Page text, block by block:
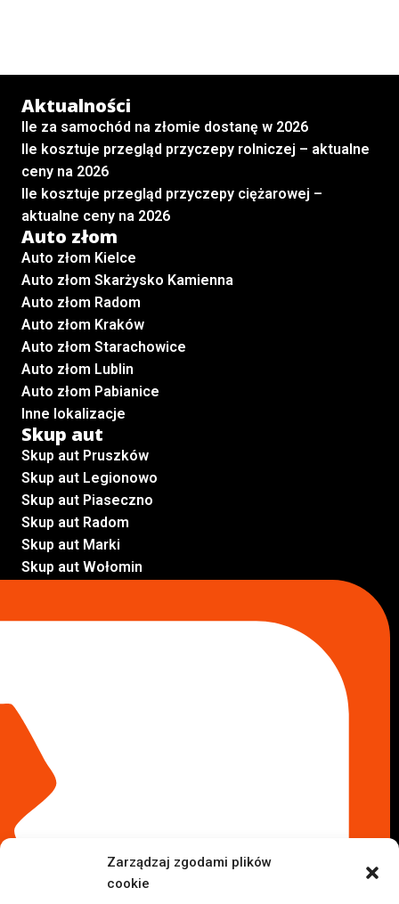
Zarządzaj zgodami plików
cookie
Aktualności
Ile za samochód na złomie dostanę w 2026
Ile kosztuje przegląd przyczepy rolniczej – aktualne
ceny na 2026
Ile kosztuje przegląd przyczepy ciężarowej –
aktualne ceny na 2026
Auto złom
Auto złom Kielce
Auto złom Skarżysko Kamienna
Auto złom Radom
Auto złom Kraków
Auto złom Starachowice
Auto złom Lublin
Auto złom Pabianice
Inne lokalizacje
Skup aut
Skup aut Pruszków
Skup aut Legionowo
Skup aut Piaseczno
Skup aut Radom
Skup aut Marki
Skup aut Wołomin
Komis samochodowy Kraków
Komis samochodowy Radom
Komis samochodowy Płock
Komis samochodowy Opole
Komis samochodowy Lublin
Inne Lokalizacje